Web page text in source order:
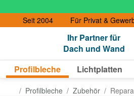
Seit 2004
Für Privat &
Ihr Partner für
Dach und Wand
Profilbleche Lichtplatten
Profilbleche Zubehör